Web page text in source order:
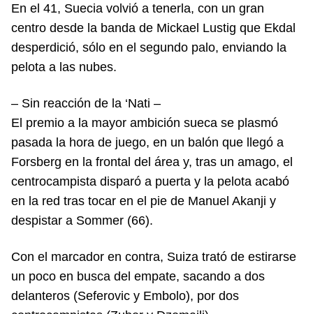
En el 41, Suecia volvió a tenerla, con un gran
centro desde la banda de Mickael Lustig que Ekdal
desperdició, sólo en el segundo palo, enviando la
pelota a las nubes.
– Sin reacción de la ‘Nati –
El premio a la mayor ambición sueca se plasmó
pasada la hora de juego, en un balón que llegó a
Forsberg en la frontal del área y, tras un amago, el
centrocampista disparó a puerta y la pelota acabó
en la red tras tocar en el pie de Manuel Akanji y
despistar a Sommer (66).
Con el marcador en contra, Suiza trató de estirarse
un poco en busca del empate, sacando a dos
delanteros (Seferovic y Embolo), por dos